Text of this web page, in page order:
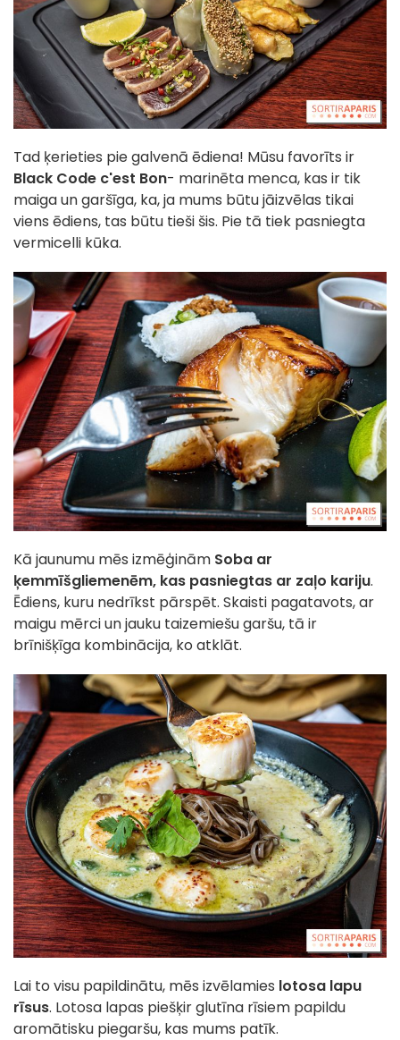
Tad ķerieties pie galvenā ēdiena! Mūsu favorīts ir
Black Code c'est Bon- marinēta menca, kas ir tik
maiga un garšīga, ka, ja mums būtu jāizvēlas tikai
viens ēdiens, tas būtu tieši šis. Pie tā tiek pasniegta
vermicelli kūka.
Kā jaunumu mēs izmēģinām Soba ar
ķemmīšgliemenēm, kas pasniegtas ar zaļo kariju.
Ēdiens, kuru nedrīkst pārspēt. Skaisti pagatavots, ar
maigu mērci un jauku taizemiešu garšu, tā ir
brīnišķīga kombinācija, ko atklāt.
Lai to visu papildinātu, mēs izvēlamies lotosa lapu
rīsus. Lotosa lapas piešķir glutīna rīsiem papildu
aromātisku piegaršu, kas mums patīk.